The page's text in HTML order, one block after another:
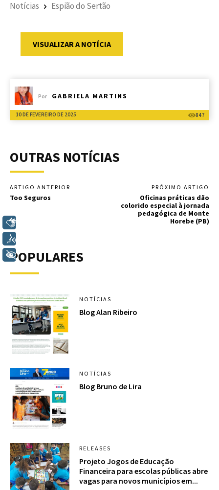
Notícias Espião do Sertão
VISUALIZAR A NOTÍCIA
Por GABRIELA MARTINS
10 DE FEVEREIRO DE 2025 847
OUTRAS NOTÍCIAS
ARTIGO ANTERIOR
Too Seguros
PRÓXIMO ARTIGO
Oficinas práticas dão
colorido especial à jornada
pedagógica de Monte
Horebe (PB)
POPULARES
NOTÍCIAS
Blog Alan Ribeiro
NOTÍCIAS
Blog Bruno de Lira
RELEASES
Projeto Jogos de Educação
Financeira para escolas públicas abre
vagas para novos municípios em...
+ Acessibilidade